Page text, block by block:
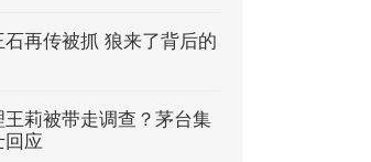
再传被抓 狼来了背后的
莉被带走调查？茅台集
回应